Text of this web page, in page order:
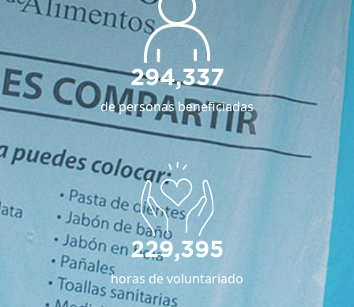
294,337
de personas beneficiadas
229,395
horas de voluntariado